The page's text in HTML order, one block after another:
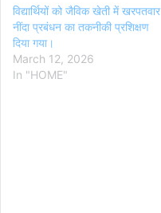
विद्यार्थियों को जैविक खेती में खरपतवार
नींदा प्रबंधन का तकनीकी प्रशिक्षण
दिया गया।
March 12, 2026
In "HOME"